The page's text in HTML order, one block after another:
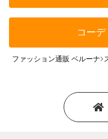
コー
ファッション通販 ベルーナ